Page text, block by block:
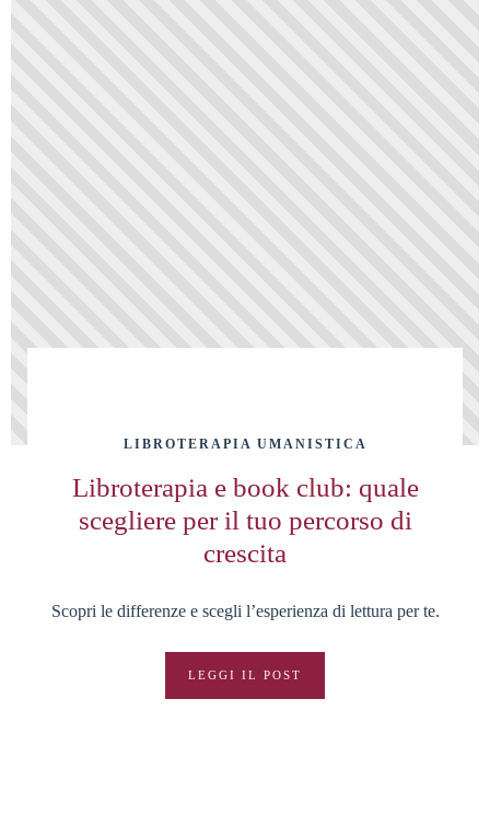
LIBROTERAPIA UMANISTICA
Libroterapia e book club: quale
scegliere per il tuo percorso di
crescita
Scopri le differenze e scegli l’esperienza di lettura per te.
LEGGI IL POST